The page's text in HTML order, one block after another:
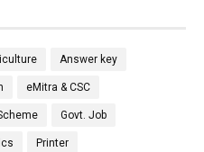
Answer key
eMitra & CSC
Govt. Job
Printer